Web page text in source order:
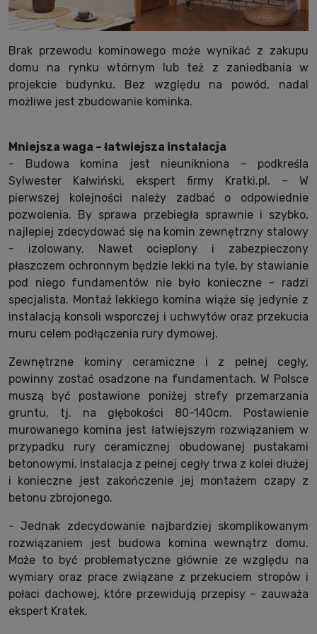
Brak przewodu kominowego może wynikać z zakupu
domu na rynku wtórnym lub też z zaniedbania w
projekcie budynku. Bez względu na powód, nadal
możliwe jest zbudowanie kominka.
Mniejsza waga – łatwiejsza instalacja
- Budowa komina jest nieunikniona – podkreśla
Sylwester Kałwiński, ekspert firmy Kratki.pl. – W
pierwszej kolejności należy zadbać o odpowiednie
pozwolenia. By sprawa przebiegła sprawnie i szybko,
najlepiej zdecydować się na komin zewnętrzny stalowy
- izolowany. Nawet ocieplony i zabezpieczony
płaszczem ochronnym będzie lekki na tyle, by stawianie
pod niego fundamentów nie było konieczne – radzi
specjalista. Montaż lekkiego komina wiąże się jedynie z
instalacją konsoli wsporczej i uchwytów oraz przekucia
muru celem podłączenia rury dymowej.
Zewnętrzne kominy ceramiczne i z pełnej cegły,
powinny zostać osadzone na fundamentach. W Polsce
muszą być postawione poniżej strefy przemarzania
gruntu, tj. na głębokości 80-140cm. Postawienie
murowanego komina jest łatwiejszym rozwiązaniem w
przypadku rury ceramicznej obudowanej pustakami
betonowymi. Instalacja z pełnej cegły trwa z kolei dłużej
i konieczne jest zakończenie jej montażem czapy z
betonu zbrojonego.
- Jednak zdecydowanie najbardziej skomplikowanym
rozwiązaniem jest budowa komina wewnątrz domu.
Może to być problematyczne głównie ze względu na
wymiary oraz prace związane z przekuciem stropów i
połaci dachowej, które przewidują przepisy – zauważa
ekspert Kratek.